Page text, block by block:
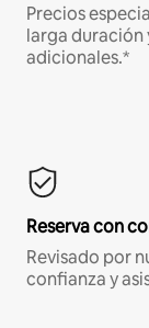
Precios
larga duración
adicionales.*
Reserva con
Revisado por
confianza y